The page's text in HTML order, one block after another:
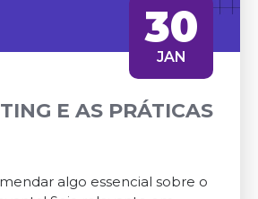
30
JAN
E AS PRÁTICAS
algo essencial sobre o